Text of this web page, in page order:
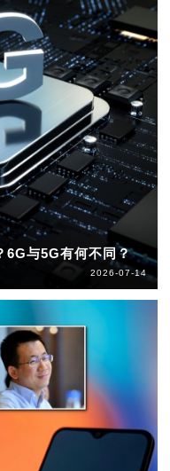
6G与5G有何不同？
2026-07-14